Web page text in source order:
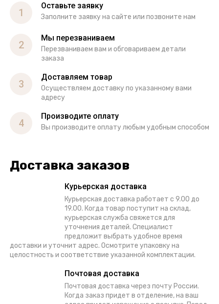
1
Оставьте заявку
Заполните заявку на сайте или позвоните нам
2
Мы перезваниваем
Перезваниваем вам и обговариваем детали
заказа
3
Доставляем товар
Осуществляем доставку по указанному вами
адресу
4
Производите оплату
Вы производите оплату любым удобным способом
Доставка заказов
Курьерская доставка
Курьерская доставка работает с 9.00 до
19.00. Когда товар поступит на склад,
курьерская служба свяжется для
уточнения деталей. Специалист
предложит выбрать удобное время
доставки и уточнит адрес. Осмотрите упаковку на
целостность и соответствие указанной комплектации.
Почтовая доставка
Почтовая доставка через почту России.
Когда заказ придет в отделение, на ваш